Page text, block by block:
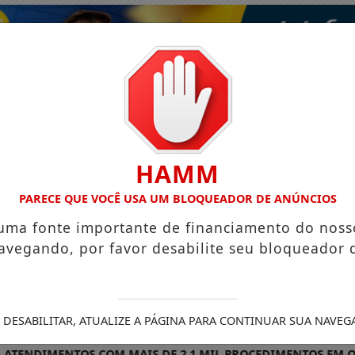
VÍDEOS EVENTOS GASTRONOMIA
HAMM
PARECE QUE VOCÊ USA UM BLOQUEADOR DE ANÚNCIOS
fonte importante de financiamento do
por favor desabilite seu bloqueador
DESABILITAR, ATUALIZE A PÁGINA PARA CONTINUAR SUA